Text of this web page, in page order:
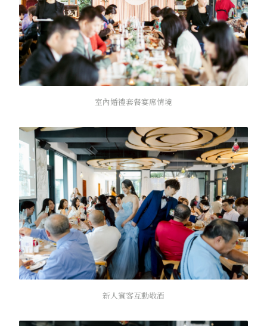
室內婚禮套餐宴席情境
新人賓客互動敬酒